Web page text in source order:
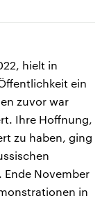
hielt in
ein
zuvor war
Ihre Hoffnung,
zu haben, ging
November
in